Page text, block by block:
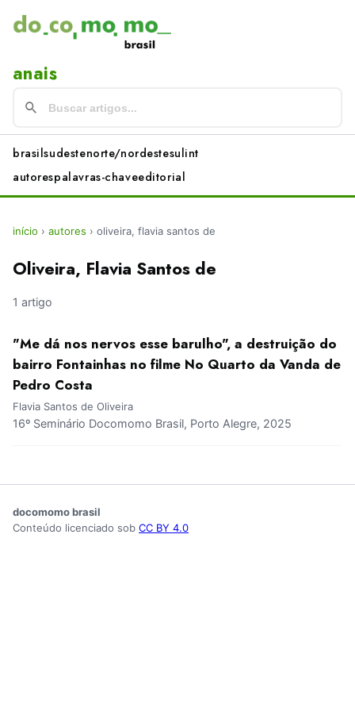
anais
brasilsudestenorte/nordestesulint
autorespalavras-chaveeditorial
início › autores › oliveira, flavia santos de
Oliveira, Flavia Santos de
1 artigo
"Me dá nos nervos esse barulho", a destruição do
bairro Fontainhas no filme No Quarto da Vanda de
Pedro Costa
Flavia Santos de Oliveira
16º Seminário Docomomo Brasil, Porto Alegre, 2025
docomomo brasil
Conteúdo licenciado sob CC BY 4.0